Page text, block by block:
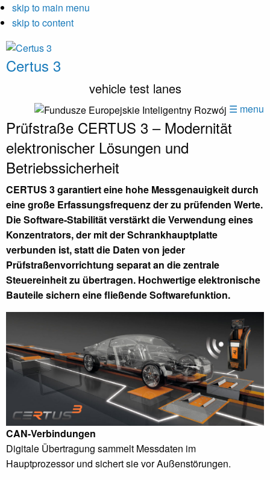
skip to main menu
skip to content
Certus 3
vehicle test lanes
☰ menu
Prüfstraße CERTUS 3 – Modernität
elektronischer Lösungen und
Betriebssicherheit
CERTUS 3 garantiert eine hohe Messgenauigkeit durch
eine große Erfassungsfrequenz der zu prüfenden Werte.
Die Software-Stabilität verstärkt die Verwendung eines
Konzentrators, der mit der Schrankhauptplatte
verbunden ist, statt die Daten von jeder
Prüfstraßenvorrichtung separat an die zentrale
Steuereinheit zu übertragen. Hochwertige elektronische
Bauteile sichern eine fließende Softwarefunktion.
CAN-Verbindungen
Digitale Übertragung sammelt Messdaten im
Hauptprozessor und sichert sie vor Außenstörungen.